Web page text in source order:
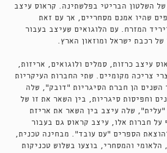
של השלטון הבריטי בפלשתינה. קראוס עיצב
שהיו אמנם מסחריים, אך עם זאת
המזרח. עם הלוגואים שעיצב בעבור
של רכבת ישראל ומוזאון הארץ.
עיצב כרזות, סמלים ולוגואים, אריזות,
צריכה מקומיים. שתי החברות העיקריות
השנים הן חברת הסיגריות "דובק", שלה
וחפיסות סיגריות, בין השאר את זו של
"עלית", שלה עיצב בין השאר את אריזת
על חברות אלו, עיצב קראוס גם בעבור
הספרים "עם עובד". מבחינה טכנית,
הלאומי והמסחרי, בוצעו בשלוש טכניקות